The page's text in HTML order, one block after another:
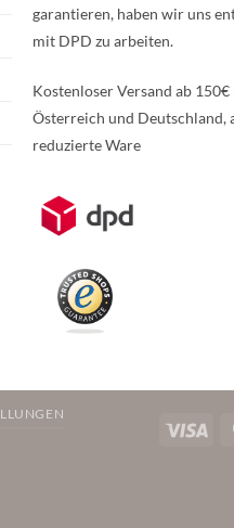
garantieren, haben wir uns
mit DPD zu arbeiten.
Kostenloser Versand ab
Österreich und Deutschland,
reduzierte Ware
Weitere Informationen über